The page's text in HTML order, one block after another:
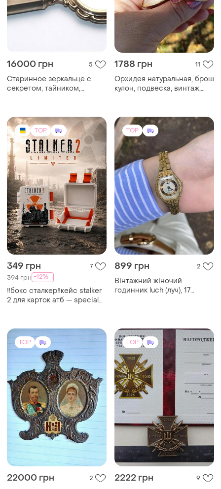
16000 грн 5
Старинное зеркальце с
секретом, тайником,
1788 грн 11
Орхидея натуральная, брош
кулон, подвеска, винтаж,
TOP
349 грн 7
394 грн -12%
‼️бокс сталкер‼️кейс stalker
2 для карток атб — special
коробка
TOP
899 грн 2
Вінтажний жіночий
годинник luch (луч), 17
TOP
22000 грн 2
TOP
2222 грн 9